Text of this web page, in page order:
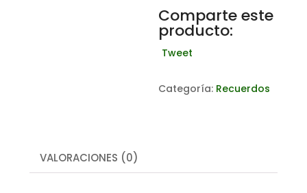
Comparte este
producto:
Tweet
Categoría: Recuerdos
VALORACIONES (0)